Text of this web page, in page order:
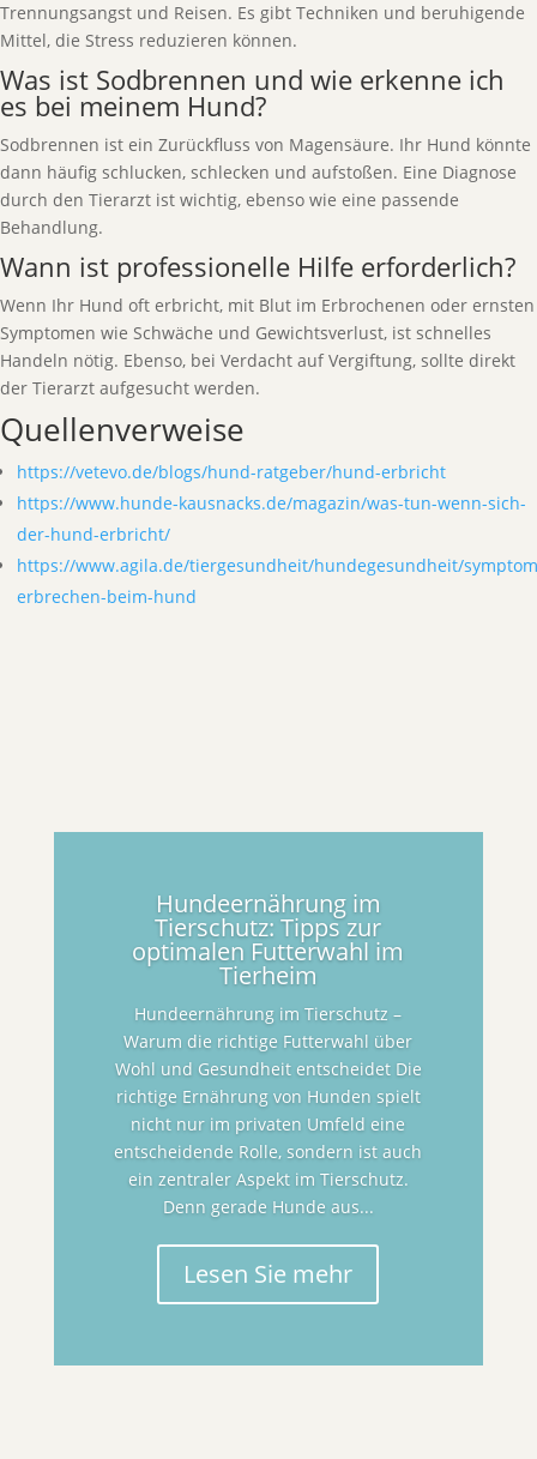
Trennungsangst und Reisen. Es gibt Techniken und beruhigende
Mittel, die Stress reduzieren können.
Was ist Sodbrennen und wie erkenne ich
es bei meinem Hund?
Sodbrennen ist ein Zurückfluss von Magensäure. Ihr Hund könnte
dann häufig schlucken, schlecken und aufstoßen. Eine Diagnose
durch den Tierarzt ist wichtig, ebenso wie eine passende
Behandlung.
Wann ist professionelle Hilfe erforderlich?
Wenn Ihr Hund oft erbricht, mit Blut im Erbrochenen oder ernsten
Symptomen wie Schwäche und Gewichtsverlust, ist schnelles
Handeln nötig. Ebenso, bei Verdacht auf Vergiftung, sollte direkt
der Tierarzt aufgesucht werden.
Quellenverweise
https://vetevo.de/blogs/hund-ratgeber/hund-erbricht
https://www.hunde-kausnacks.de/magazin/was-tun-wenn-sich-
der-hund-erbricht/
https://www.agila.de/tiergesundheit/hundegesundheit/
erbrechen-beim-hund
Hundeernährung im
Tierschutz: Tipps zur
optimalen Futterwahl im
Tierheim
Hundeernährung im Tierschutz –
Warum die richtige Futterwahl über
Wohl und Gesundheit entscheidet Die
richtige Ernährung von Hunden spielt
nicht nur im privaten Umfeld eine
entscheidende Rolle, sondern ist auch
ein zentraler Aspekt im Tierschutz.
Denn gerade Hunde aus...
Lesen Sie mehr